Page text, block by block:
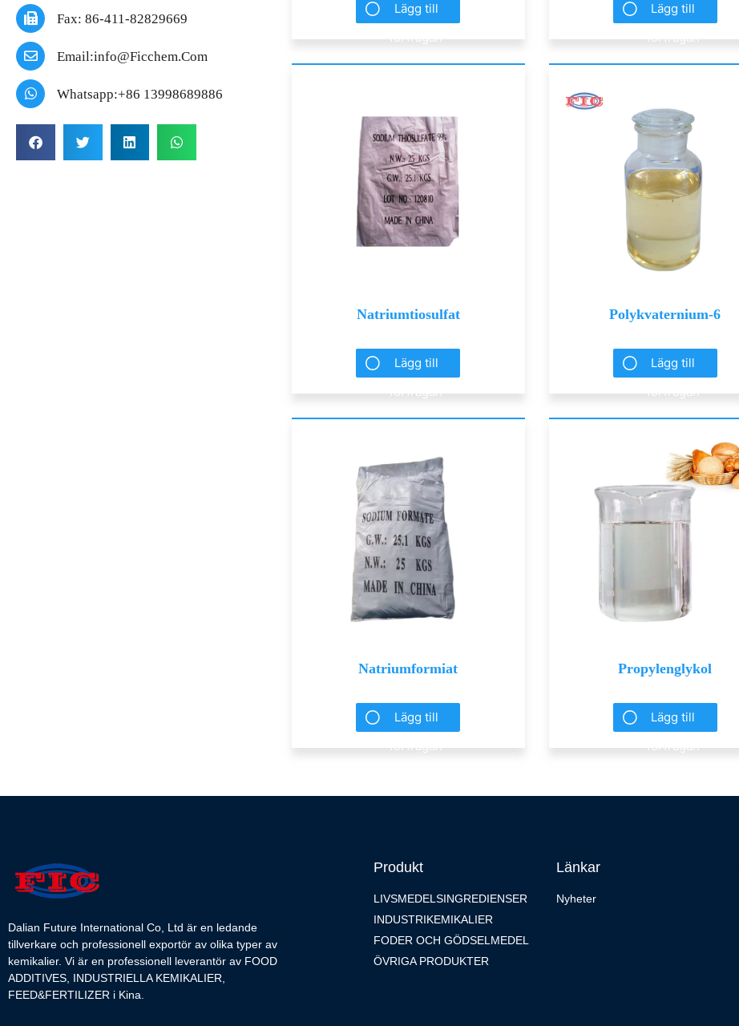
Fax: 86-411-82829669
Email:info@ficchem.com
Whatsapp:+86 13998689886
Lägg till
förfrågan
Lägg till
förfrågan
Natriumtiosulfat
Lägg till
förfrågan
Polykvaternium-6
Lägg till
förfrågan
Natriumformiat
Lägg till
förfrågan
Propylenglykol
Lägg till
förfrågan
Dalian Future International Co, Ltd är en ledande
tillverkare och professionell exportör av olika typer av
kemikalier. Vi är en professionell leverantör av FOOD
ADDITIVES, INDUSTRIELLA KEMIKALIER,
FEED&FERTILIZER i Kina.
Produkt
LIVSMEDELSINGREDIENSER
INDUSTRIKEMIKALIER
FODER OCH GÖDSELMEDEL
ÖVRIGA PRODUKTER
Länkar
Nyheter